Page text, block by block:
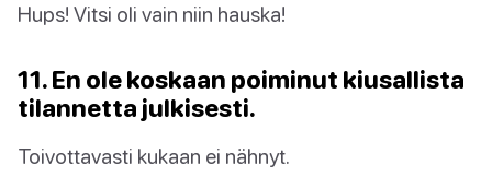
Hups! Vitsi oli vain niin hauska!
11. En ole koskaan poiminut kiusallista
tilannetta julkisesti.
Toivottavasti kukaan ei nähnyt.